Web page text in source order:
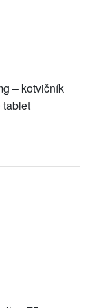
– kotvičník
tablet